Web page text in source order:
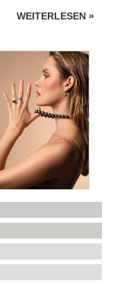
WEITERLESEN »